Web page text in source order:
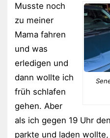
Musste noch
zu meiner
Mama fahren
und was
erledigen und
dann wollte ich
früh schlafen
gehen. Aber
als ich gegen 19 Uhr den
parkte und laden